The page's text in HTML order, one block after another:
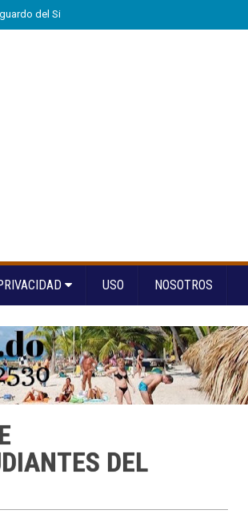
del Sistema de Transmisión Eléctrica
USO NOSOTROS
DEL